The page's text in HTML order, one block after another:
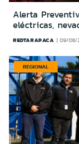
Alerta
eléctricas,
REDTARAPACA 09/08/
REGIONAL